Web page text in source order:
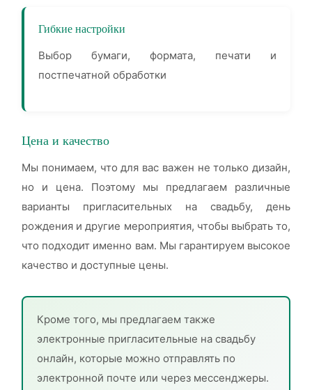
Гибкие настройки
Выбор бумаги, формата, печати и
постпечатной обработки
Цена и качество
Мы понимаем, что для вас важен не только дизайн,
но и цена. Поэтому мы предлагаем различные
варианты пригласительных на свадьбу, день
рождения и другие мероприятия, чтобы выбрать то,
что подходит именно вам. Мы гарантируем высокое
качество и доступные цены.
Кроме того, мы предлагаем также
электронные пригласительные на свадьбу
онлайн, которые можно отправлять по
электронной почте или через мессенджеры.